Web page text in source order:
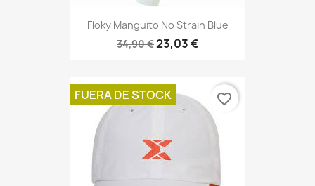
Floky Manguito No Strain Blue
34,90 €23,03 €
FUERA DE STOCK favorite_border